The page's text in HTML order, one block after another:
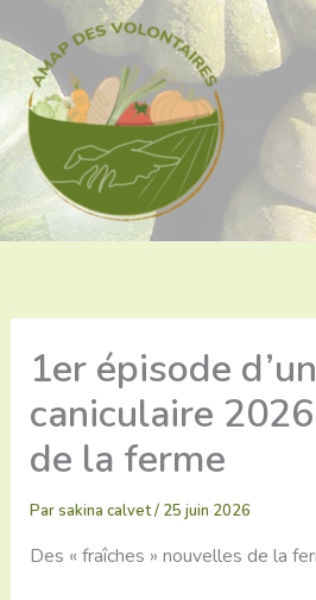
au
contenu
1er épisode
caniculaire
de la ferme
Parsakina calvet/ 25 juin 2026
Des « fraîches » nouvelles de la